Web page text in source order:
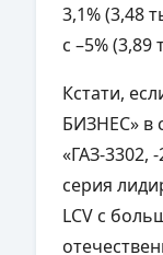
3,1% (3,48
с –5% (3,89
Кстати,
БИЗНЕС» в
«ГАЗ-3302,
серия
LCV с